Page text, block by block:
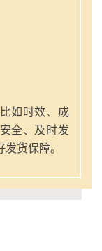
如时效、成
全、及时发
货保障。